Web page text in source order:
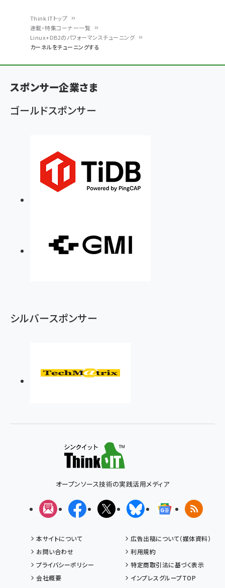
く
ず
Think ITトップ
連載・特集コーナー一覧
Linux+DB2のパフォーマンスチューニング
カーネルをチューニングする
スポンサー企業さま
ゴールドスポンサー
シルバースポンサー
オープンソース技術の実践活用メディア
メルマガFacebookX(エックス)BlueskyGoogleニュ
RSS
本サイトについて
広告出稿について（媒体資料）
お問い合わせ
利用規約
プライバシーポリシー
特定商取引法に基づく表示
会社概要
インプレスグループTOP